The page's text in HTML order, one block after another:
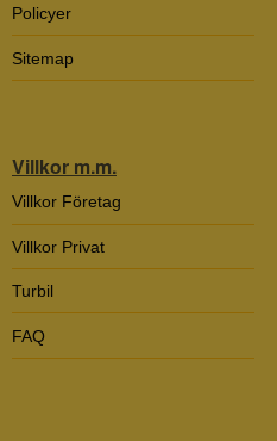
Policyer
Sitemap
Villkor m.m.
Villkor Företag
Villkor Privat
Turbil
FAQ